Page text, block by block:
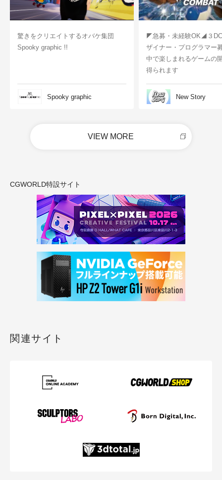
驚きをクリエイトするオバケ集団
Spooky graphic !!
Spooky graphic
◤急募・未経験OK◢３
ザイナー・プログラマー
中で楽しまれるゲームの
得られます
New Story
VIEW MORE
CGWORLD特設サイト
関連サイト